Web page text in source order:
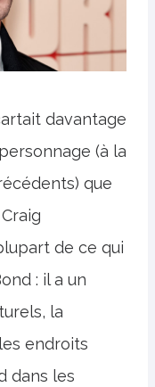
davantage
(à la
que
de ce qui
: il a un
la
endroits
dans les